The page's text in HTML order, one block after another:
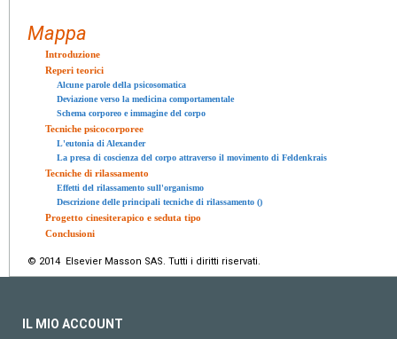
Mappa
Introduzione
Reperi teorici
Alcune parole della psicosomatica
Deviazione verso la medicina comportamentale
Schema corporeo e immagine del corpo
Tecniche psicocorporee
L'eutonia di Alexander
La presa di coscienza del corpo attraverso il movimento di Feldenkrais
Tecniche di rilassamento
Effetti del rilassamento sull'organismo
Descrizione delle principali tecniche di rilassamento ()
Progetto cinesiterapico e seduta tipo
Conclusioni
© 2014 Elsevier Masson SAS. Tutti i diritti riservati.
IL MIO ACCOUNT